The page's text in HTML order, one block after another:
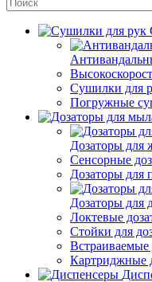
Сушилки для
Погружные
Дозаторы
Сенсорные
Дозаторы для
Дозаторы для
Локтевые
Стойки для
Встраиваемые
Картриджные